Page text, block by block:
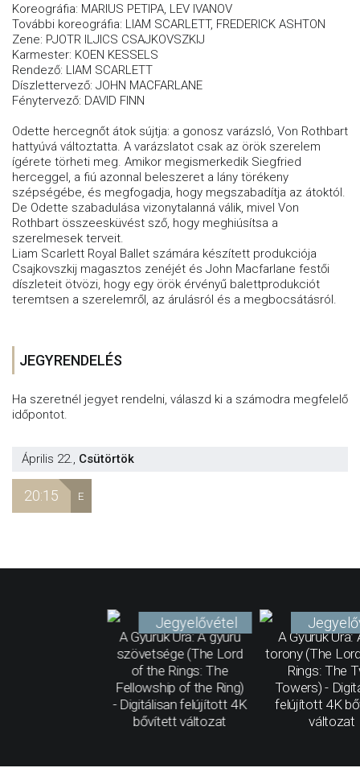
Koreográfia: MARIUS PETIPA, LEV IVANOV
További koreográfia: LIAM SCARLETT, FREDERICK ASHTON
Zene: PJOTR ILJICS CSAJKOVSZKIJ
Karmester: KOEN KESSELS
Rendező: LIAM SCARLETT
Díszlettervező: JOHN MACFARLANE
Fénytervező: DAVID FINN
Odette hercegnőt átok sújtja: a gonosz varázsló, Von Rothbart
hattyúvá változtatta. A varázslatot csak az örök szerelem
ígérete törheti meg. Amikor megismerkedik Siegfried
herceggel, a fiú azonnal beleszeret a lány törékeny
szépségébe, és megfogadja, hogy megszabadítja az átoktól.
De Odette szabadulása vizonytalanná válik, mivel Von
Rothbart összeesküvést sző, hogy meghiúsítsa a
szerelmesek terveit.
Liam Scarlett Royal Ballet számára készített produkciója
Csajkovszkij magasztos zenéjét és John Macfarlane festői
díszleteit ötvözi, hogy egy örök érvényű balettprodukciót
teremtsen a szerelemről, az árulásról és a megbocsátásról.
JEGYRENDELÉS
Ha szeretnél jegyet rendelni, válaszd ki a számodra megfelelő
időpontot.
Április 22. Csütörtök
20:15 E
A Gyűrűk Ura: A gyűrű
szövetsége (The Lord
of the Rings: The
Fellowship of the Ring)
- Digitálisan felújított 4K
bővített változat
Jegyelővétel
A Gyűrűk Ura:
torony (The
Rings: The
Towers) -
felújított 4K
változat